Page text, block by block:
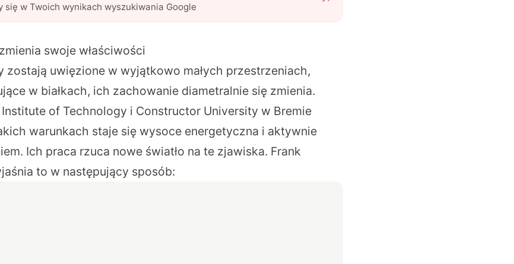
się w Twoich wynikach wyszukiwania Google
swoje właściwości
zostają uwięzione w wyjątkowo małych przestrzeniach,
w białkach, ich zachowanie diametralnie się zmienia.
of Technology i Constructor University w Bremie
warunkach staje się wysoce energetyczna i aktywnie
Ich praca rzuca nowe światło na te zjawiska. Frank
to w następujący sposób: